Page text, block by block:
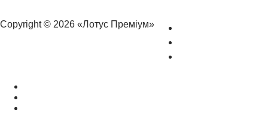
Copyright © 2026 «Лотус Преміум»